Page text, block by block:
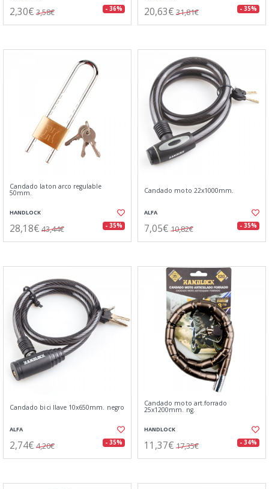
2,30€ 3,58€ - 36% 20,63€ 31,81€ - 35%
Candado laton arco regulable
50mm.
HANDLOCK
28,18€ 43,44€ - 35%
Candado moto 22x1000mm.
ALFA
7,05€ 10,82€ - 35%
Candado bici llave 10x650mm. negro
ALFA
2,74€ 4,20€ - 35%
Candado moto art.forrado
25x1200mm. ng.
HANDLOCK
11,37€ 17,35€ - 34%